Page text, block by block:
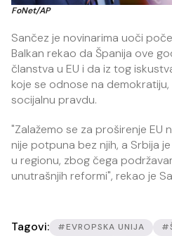
FoNet/AP
Sančez je novinarima uoči
Balkan rekao da Španija ove
članstva u EU i da iz tog
koje se odnose na
socijalnu pravdu.
"Zalažemo se za proširenje EU
nije potpuna bez njih, a Srbija
u regionu, zbog čega
unutrašnjih reformi", rekao je
Tagovi: #EVROPSKA UNIJA